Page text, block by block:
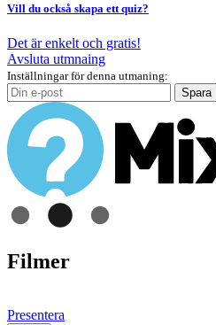
Vill du också skapa ett quiz?
Det är enkelt och gratis!
Avsluta utmnaing
Inställningar för denna utmaning:
Spara
Filmer
Presentera